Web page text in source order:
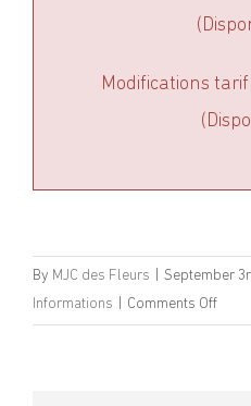
Modifications
By MJC des Fleurs September
Informations
Comments Offon